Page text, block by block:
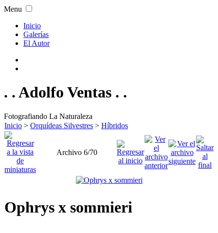
Menu
Inicio
Galerías
El Autor
. . Adolfo Ventas . .
Fotografiando La Naturaleza
Inicio > Orquídeas Silvestres > Híbridos
Archivo 6/70
Ophrys x sommieri